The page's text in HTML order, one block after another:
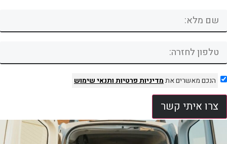
הנכם מאשרים אתמדיניות פרטיותותנאי שימוש
צרו איתי קשר